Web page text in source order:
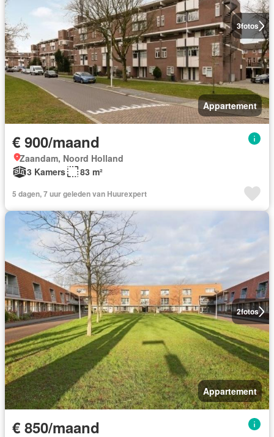
3fotos
Appartement
€ 900/maand
Zaandam, Noord Holland
3 Kamers
83 m²
5 dagen, 7 uur geleden van Huurexpert
2fotos
Appartement
€ 850/maand